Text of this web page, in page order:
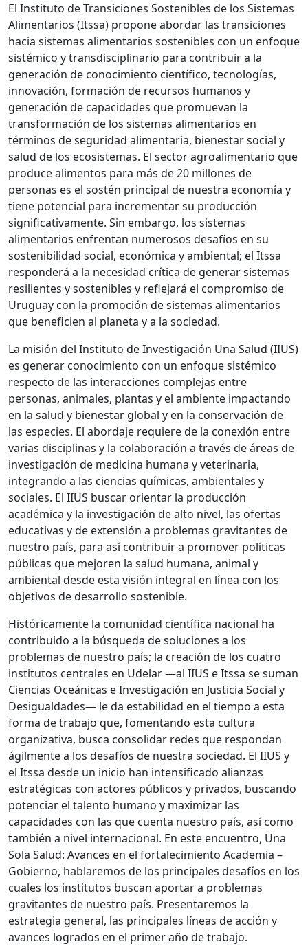
El Instituto de Transiciones Sostenibles de los Sistemas
Alimentarios (Itssa) propone abordar las transiciones
hacia sistemas alimentarios sostenibles con un enfoque
sistémico y transdisciplinario para contribuir a la
generación de conocimiento científico, tecnologías,
innovación, formación de recursos humanos y
generación de capacidades que promuevan la
transformación de los sistemas alimentarios en
términos de seguridad alimentaria, bienestar social y
salud de los ecosistemas. El sector agroalimentario que
produce alimentos para más de 20 millones de
personas es el sostén principal de nuestra economía y
tiene potencial para incrementar su producción
significativamente. Sin embargo, los sistemas
alimentarios enfrentan numerosos desafíos en su
sostenibilidad social, económica y ambiental; el Itssa
responderá a la necesidad crítica de generar sistemas
resilientes y sostenibles y reflejará el compromiso de
Uruguay con la promoción de sistemas alimentarios
que beneficien al planeta y a la sociedad.
La misión del Instituto de Investigación Una Salud (IIUS)
es generar conocimiento con un enfoque sistémico
respecto de las interacciones complejas entre
personas, animales, plantas y el ambiente impactando
en la salud y bienestar global y en la conservación de
las especies. El abordaje requiere de la conexión entre
varias disciplinas y la colaboración a través de áreas de
investigación de medicina humana y veterinaria,
integrando a las ciencias químicas, ambientales y
sociales. El IIUS buscar orientar la producción
académica y la investigación de alto nivel, las ofertas
educativas y de extensión a problemas gravitantes de
nuestro país, para así contribuir a promover políticas
públicas que mejoren la salud humana, animal y
ambiental desde esta visión integral en línea con los
objetivos de desarrollo sostenible.
Históricamente la comunidad científica nacional ha
contribuido a la búsqueda de soluciones a los
problemas de nuestro país; la creación de los cuatro
institutos centrales en Udelar —al IIUS e Itssa se suman
Ciencias Oceánicas e Investigación en Justicia Social y
Desigualdades— le da estabilidad en el tiempo a esta
forma de trabajo que, fomentando esta cultura
organizativa, busca consolidar redes que respondan
ágilmente a los desafíos de nuestra sociedad. El IIUS y
el Itssa desde un inicio han intensificado alianzas
estratégicas con actores públicos y privados, buscando
potenciar el talento humano y maximizar las
capacidades con las que cuenta nuestro país, así como
también a nivel internacional. En este encuentro, Una
Sola Salud: Avances en el fortalecimiento Academia –
Gobierno, hablaremos de los principales desafíos en los
cuales los institutos buscan aportar a problemas
gravitantes de nuestro país. Presentaremos la
estrategia general, las principales líneas de acción y
avances logrados en el primer año de trabajo.